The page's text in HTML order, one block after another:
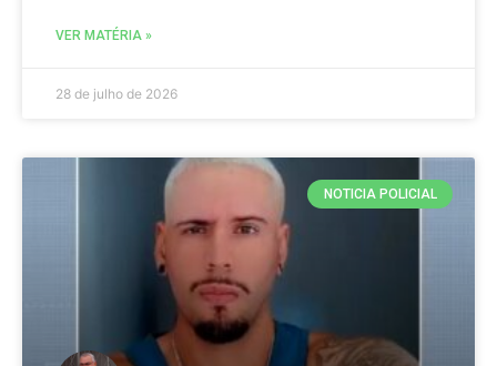
VER MATÉRIA »
28 de julho de 2026
NOTICIA POLICIAL